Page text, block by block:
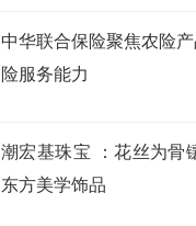
中华联合保险聚焦农险
险服务能力
潮宏基珠宝 ：花丝为骨
东方美学饰品